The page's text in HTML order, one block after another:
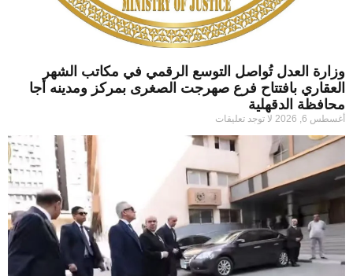
وزارة العدل تُواصل التوسع الرقمي في مكاتب الشهر
العقاري بافتتاح فرع صهرجت الصغرى بمركز ومدينه أجا
محافظة الدقهلية
أغسطس 6, 2026 لا توجد تعليقات